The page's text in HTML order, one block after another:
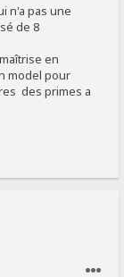
n'a pas une
de 8
en
model pour
des primes a